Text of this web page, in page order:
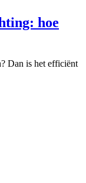
hoe
Dan is het efficiënt